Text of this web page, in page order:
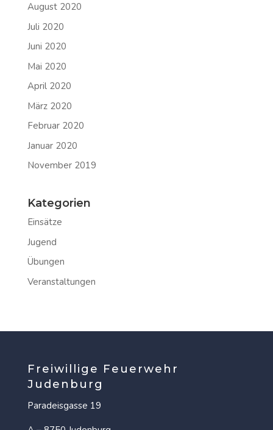
August 2020
Juli 2020
Juni 2020
Mai 2020
April 2020
März 2020
Februar 2020
Januar 2020
November 2019
Kategorien
Einsätze
Jugend
Übungen
Veranstaltungen
Freiwillige Feuerwehr
Judenburg
Paradeisgasse 19